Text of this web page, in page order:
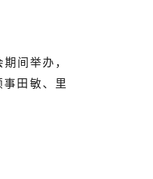
间举办，
田敏、里